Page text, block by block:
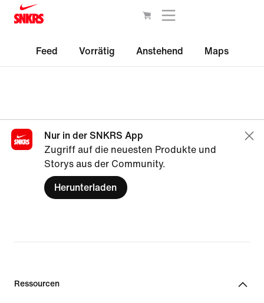
Feed Vorrätig Anstehend Maps
Nur in der SNKRS App
Zugriff auf die neuesten Produkte und
Storys aus der Community.
Herunterladen
Ressourcen